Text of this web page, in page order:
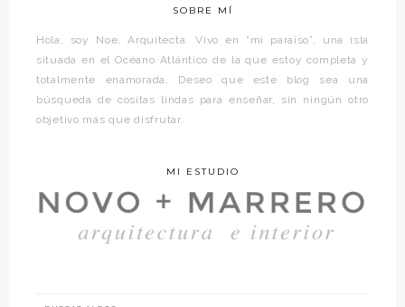
SOBRE MÍ
Hola, soy Noe. Arquitecta. Vivo en “mi paraíso”, una isla
situada en el Océano Atlántico de la que estoy completa y
totalmente enamorada. Deseo que este blog sea una
búsqueda de cositas lindas para enseñar, sin ningún otro
objetivo más que disfrutar.
MI ESTUDIO